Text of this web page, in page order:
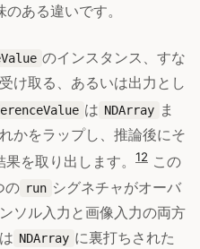
ある違いです。
のインスタンス、すな
け取る、あるいは出力とし
は NDArray ま
かをラップし、推論後にそ
を取り出します。
12 この
の run シグネチャがオーバ
ソル入力と画像入力の両方
NDArray に裏打ちされた